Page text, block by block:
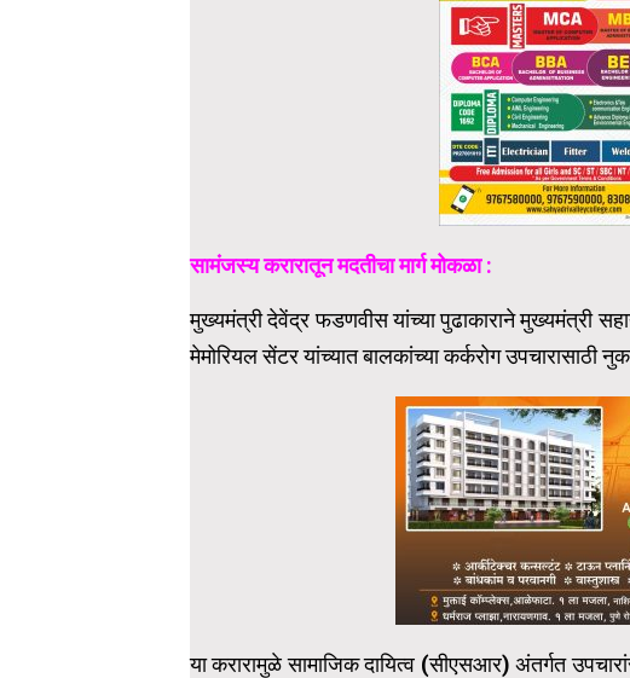
सामंजस्य करारातून मदतीचा मार्ग मोकळा :
मुख्यमंत्री देवेंद्र फडणवीस यांच्या पुढाकाराने मुख्यमंत्री
मेमोरियल सेंटर यांच्यात बालकांच्या कर्करोग
या करारामुळे सामाजिक दायित्व (सीएसआर) अंतर्गत